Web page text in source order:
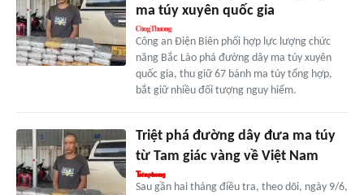
ma túy xuyên quốc gia
Công an Điện Biên phối hợp lực lượng chức
năng Bắc Lào phá đường dây ma túy xuyên
quốc gia, thu giữ 67 bánh ma túy tổng hợp,
bắt giữ nhiều đối tượng nguy hiểm.
Triệt phá đường dây đưa ma túy
từ Tam giác vàng về Việt Nam
Sau gần hai tháng điều tra, theo dõi, ngày 9/6,